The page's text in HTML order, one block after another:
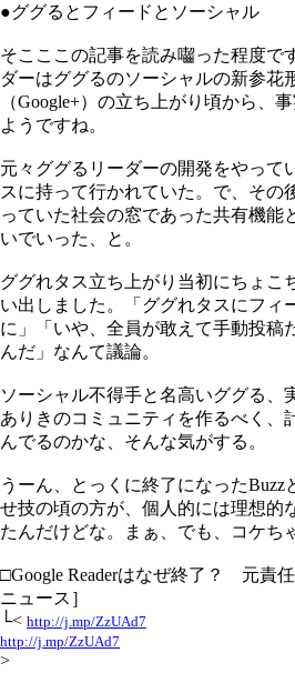
●ググるとフィードとソーシャル
そこここの記事を読み囓った程度で
ダーはググるのソーシャルの新参花
（Google+）の立ち上がり頃から、
ようですね。
元々ググるリーダーの開発をやって
スに持って行かれていた。で、その
っていた社会の窓であった共有機能
いでいった、と。
ググれタス立ち上がり当初にちょこ
い出しました。「ググれタスにフィ
に」「いや、全員が敢えて手動投稿
んだ」なんて議論。
ソーシャル不得手と名高いググる、
ありきのコミュニティを作るべく、
んでるのかな、そんな気がする。
うーん、とっくに終了になったBuzz
せ技の頃の方が、個人的には理想的
たんだけどな。まぁ、でも、コケち
□Google Readerはなぜ終了？ 元責
ニュース］
└< http://j.mp/ZzUAd7
http://j.mp/ZzUAd7
>